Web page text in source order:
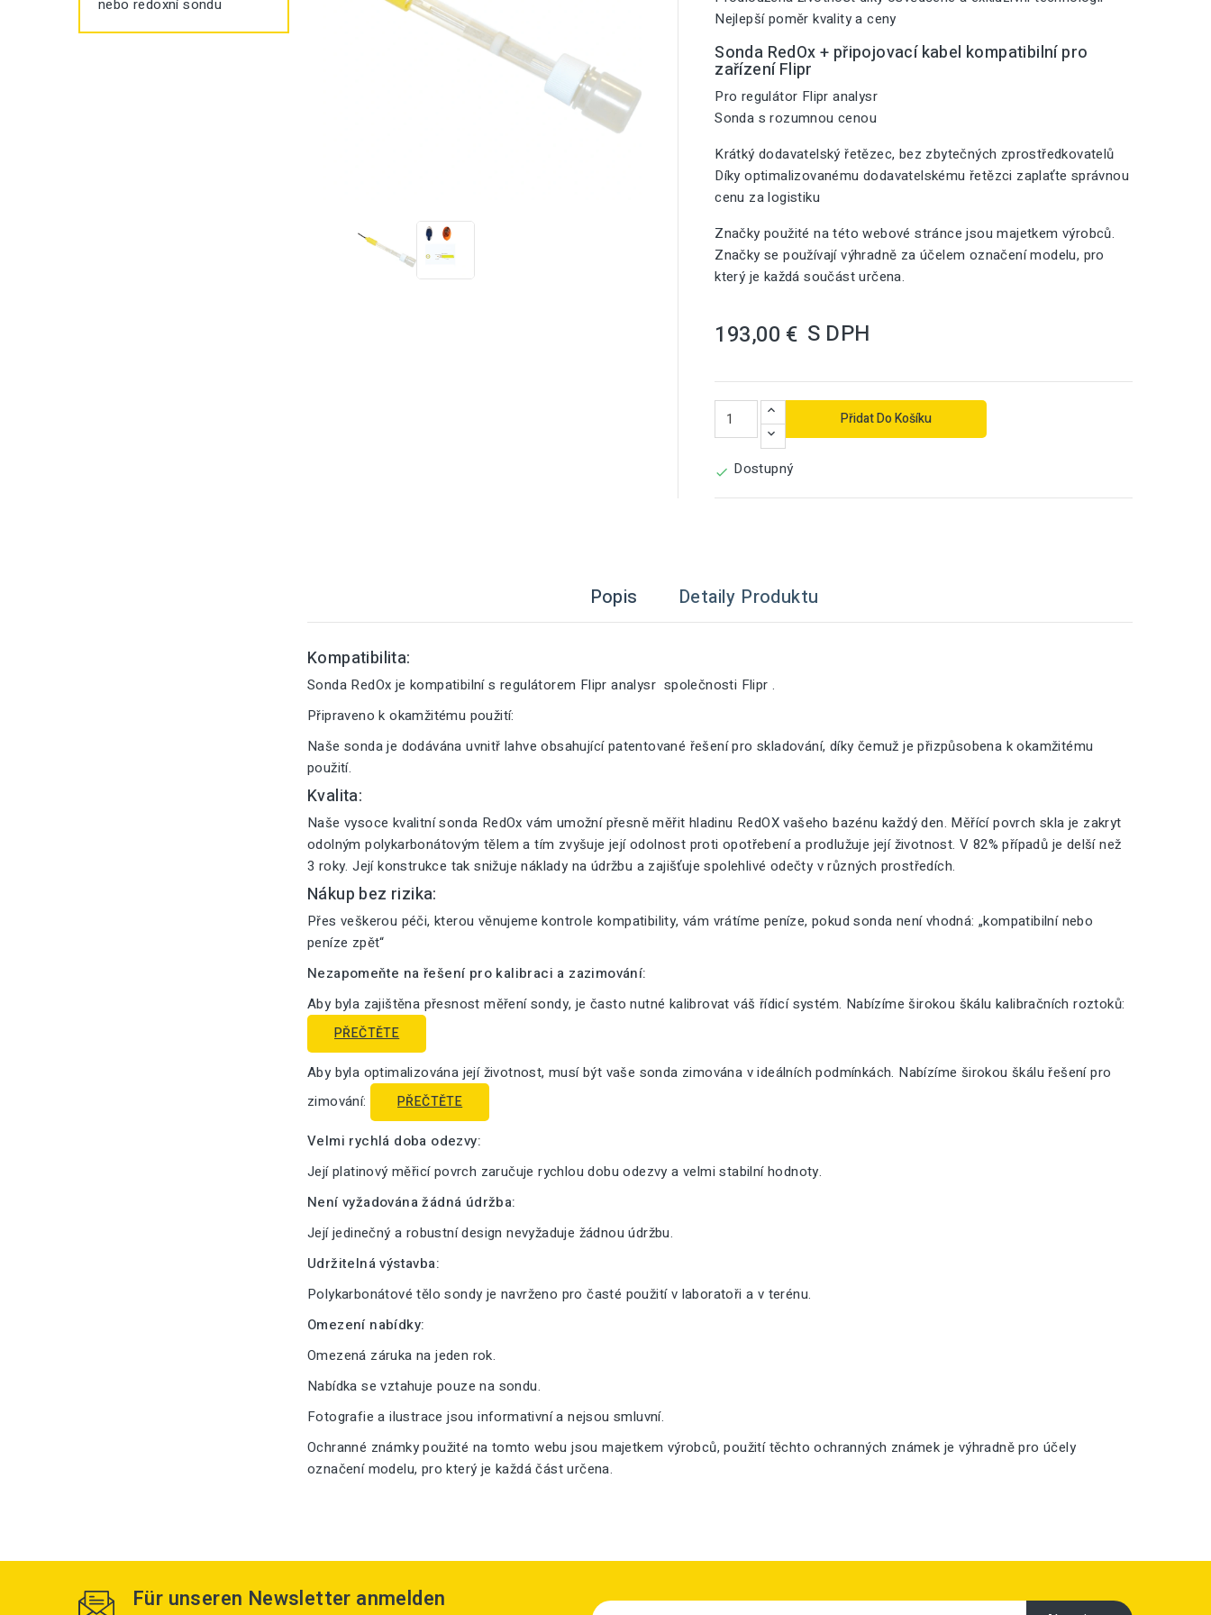
nebo redoxní sondu
Nejlepší poměr kvality a ceny
Sonda RedOx + připojovací kabel kompatibilní pro
zařízení Flipr
Pro regulátor Flipr analysr
Sonda s rozumnou cenou
Krátký dodavatelský řetězec, bez zbytečných zprostředkovatelů
Díky optimalizovanému dodavatelskému řetězci zaplaťte správnou
cenu za logistiku
Značky použité na této webové stránce jsou majetkem výrobců.
Značky se používají výhradně za účelem označení modelu, pro
který je každá součást určena.
193,00 € S DPH
Přidat Do Košíku
 Dostupný
Popis Detaily Produktu
Kompatibilita:
Sonda RedOx je kompatibilní s regulátorem Flipr analysr společnosti Flipr .
Připraveno k okamžitému použití:
Naše sonda je dodávána uvnitř lahve obsahující patentované řešení pro skladování, díky čemuž je přizpůsobena k okamžitému
použití.
Kvalita:
Naše vysoce kvalitní sonda RedOx vám umožní přesně měřit hladinu RedOX vašeho bazénu každý den. Měřící povrch skla je zakryt
odolným polykarbonátovým tělem a tím zvyšuje její odolnost proti opotřebení a prodlužuje její životnost. V 82% případů je delší než
3 roky. Její konstrukce tak snižuje náklady na údržbu a zajišťuje spolehlivé odečty v různých prostředích.
Nákup bez rizika:
Přes veškerou péči, kterou věnujeme kontrole kompatibility, vám vrátíme peníze, pokud sonda není vhodná: „kompatibilní nebo
peníze zpět“
Nezapomeňte na řešení pro kalibraci a zazimování:
Aby byla zajištěna přesnost měření sondy, je často nutné kalibrovat váš řídicí systém. Nabízíme širokou škálu kalibračních roztoků:
PŘEČTĚTE
Aby byla optimalizována její životnost, musí být vaše sonda zimována v ideálních podmínkách. Nabízíme širokou škálu řešení pro
zimování:
PŘEČTĚTE
Velmi rychlá doba odezvy:
Její platinový měřicí povrch zaručuje rychlou dobu odezvy a velmi stabilní hodnoty.
Není vyžadována žádná údržba:
Její jedinečný a robustní design nevyžaduje žádnou údržbu.
Udržitelná výstavba:
Polykarbonátové tělo sondy je navrženo pro časté použití v laboratoři a v terénu.
Omezení nabídky:
Omezená záruka na jeden rok.
Nabídka se vztahuje pouze na sondu.
Fotografie a ilustrace jsou informativní a nejsou smluvní.
Ochranné známky použité na tomto webu jsou majetkem výrobců, použití těchto ochranných známek je výhradně pro účely
označení modelu, pro který je každá část určena.
Für unseren Newsletter anmelden